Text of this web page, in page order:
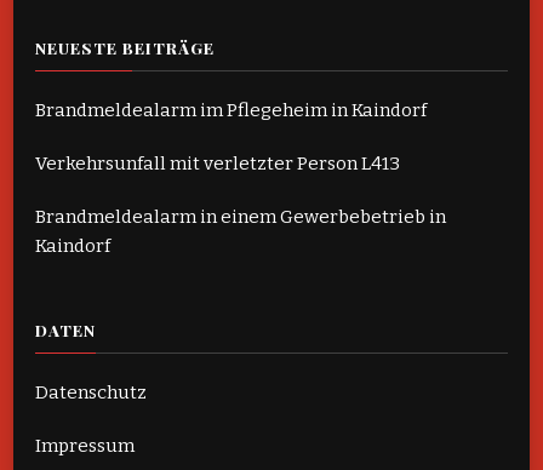
NEUESTE BEITRÄGE
Brandmeldealarm im Pflegeheim in Kaindorf
Verkehrsunfall mit verletzter Person L413
Brandmeldealarm in einem Gewerbebetrieb in
Kaindorf
DATEN
Datenschutz
Impressum